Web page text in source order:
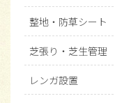
整地・防草シート
芝張り・芝生管理
レンガ設置